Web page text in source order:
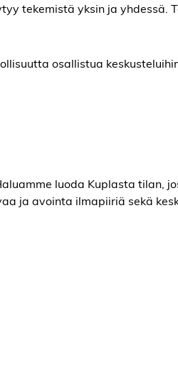
tekemistä yksin ja yhdessä.
osallistua
luoda Kuplasta tilan,
ja avointa ilmapiiriä sekä